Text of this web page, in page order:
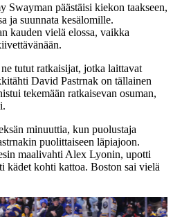
Swayman päästäisi kiekon taakseen,
ja suunnata kesälomille.
kauden vielä elossa, vaikka
tutut ratkaisijat, jotka laittavat
David Pastrnak on tällainen
tekemään ratkaisevan osuman,
minuuttia, kun puolustaja
puolittaiseen läpiajoon.
maalivahti Alex Lyonin, upotti
kädet kohti kattoa. Boston sai vielä